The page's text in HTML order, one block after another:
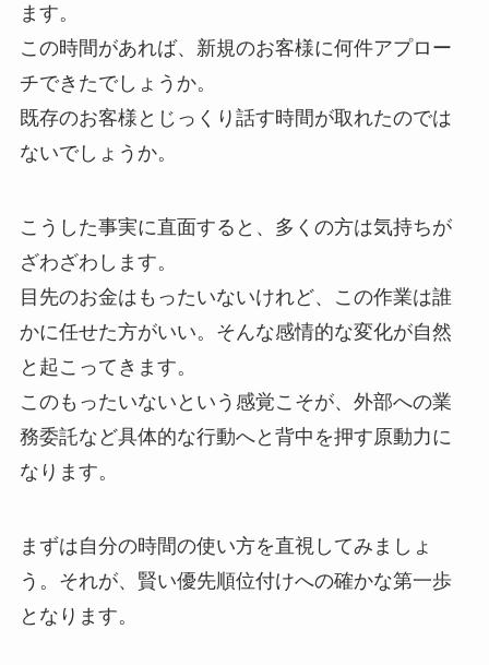
ます。
この時間があれば、新規のお客様に何件アプロー
チできたでしょうか。
既存のお客様とじっくり話す時間が取れたのでは
ないでしょうか。
こうした事実に直面すると、多くの方は気持ちが
ざわざわします。
目先のお金はもったいないけれど、この作業は誰
かに任せた方がいい。そんな感情的な変化が自然
と起こってきます。
このもったいないという感覚こそが、外部への業
務委託など具体的な行動へと背中を押す原動力に
なります。
まずは自分の時間の使い方を直視してみましょ
う。それが、賢い優先順位付けへの確かな第一歩
となります。